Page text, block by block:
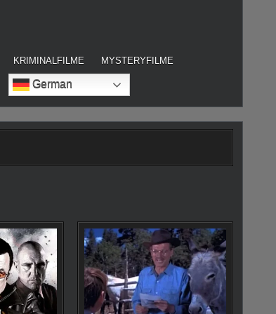
KRIMINALFILME MYSTERYFILME
German